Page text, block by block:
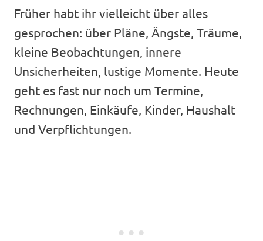
Früher habt ihr vielleicht über alles
gesprochen: über Pläne, Ängste, Träume,
kleine Beobachtungen, innere
Unsicherheiten, lustige Momente. Heute
geht es fast nur noch um Termine,
Rechnungen, Einkäufe, Kinder, Haushalt
und Verpflichtungen.